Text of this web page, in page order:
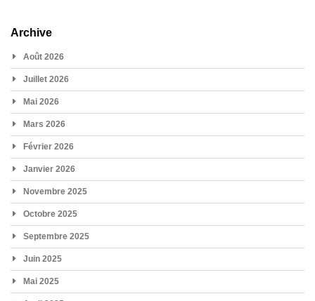
Archive
Août 2026
Juillet 2026
Mai 2026
Mars 2026
Février 2026
Janvier 2026
Novembre 2025
Octobre 2025
Septembre 2025
Juin 2025
Mai 2025